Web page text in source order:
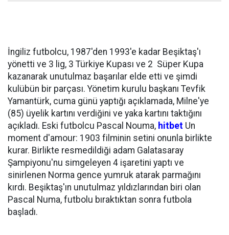
İngiliz futbolcu, 1987'den 1993'e kadar Beşiktaş'ı
yönetti ve 3 lig, 3 Türkiye Kupası ve 2 Süper Kupa
kazanarak unutulmaz başarılar elde etti ve şimdi
kulübün bir parçası. Yönetim kurulu başkanı Tevfik
Yamantürk, cuma günü yaptığı açıklamada, Milne'ye
(85) üyelik kartını verdiğini ve yaka kartını taktığını
açıkladı. Eski futbolcu Pascal Nouma, hitbet Un
moment d'amour: 1903 filminin setini onunla birlikte
kurar. Birlikte resmedildiği adam Galatasaray
Şampiyonu'nu simgeleyen 4 işaretini yaptı ve
sinirlenen Norma gence yumruk atarak parmağını
kırdı. Beşiktaş'ın unutulmaz yıldızlarından biri olan
Pascal Numa, futbolu bıraktıktan sonra futbola
başladı.